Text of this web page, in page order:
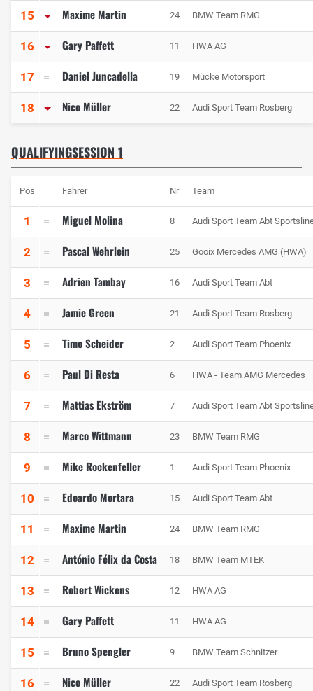
15 Maxime Martin 24 BMW Team RMG
16 Gary Paffett 11 HWA AG
17 Daniel Juncadella 19 Mücke Motorsport
18 Nico Müller 22 Audi Sport Team Rosberg
QUALIFYINGSESSION 1
Pos Fahrer Nr Team
1 Miguel Molina 8 Audi Sport Team Abt
2 Pascal Wehrlein 25 Gooix Mercedes AMG (HWA)
3 Adrien Tambay 16 Audi Sport Team Abt
4 Jamie Green 21 Audi Sport Team Rosberg
5 Timo Scheider 2 Audi Sport Team Phoenix
6 Paul Di Resta 6 HWA - Team AMG Mercedes
7 Mattias Ekström 7 Audi Sport Team Abt
8 Marco Wittmann 23 BMW Team RMG
9 Mike Rockenfeller 1 Audi Sport Team Phoenix
10 Edoardo Mortara 15 Audi Sport Team Abt
11 Maxime Martin 24 BMW Team RMG
12 António Félix da Costa 18 BMW Team MTEK
13 Robert Wickens 12 HWA AG
14 Gary Paffett 11 HWA AG
15 Bruno Spengler 9 BMW Team Schnitzer
16 Nico Müller 22 Audi Sport Team Rosberg